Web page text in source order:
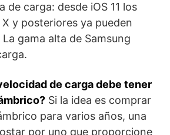
de carga: desde iOS 11 los
y posteriores ya pueden
La gama alta de Samsung
de carga debe tener
Si la idea es comprar
para varios años, una
por uno que proporcione